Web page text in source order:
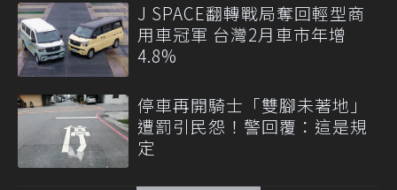
J SPACE翻轉戰局奪回輕型商
用車冠軍 台灣2月車市年增
4.8%
停車再開騎士「雙腳未著地」
遭罰引民怨！警回覆：這是規
定